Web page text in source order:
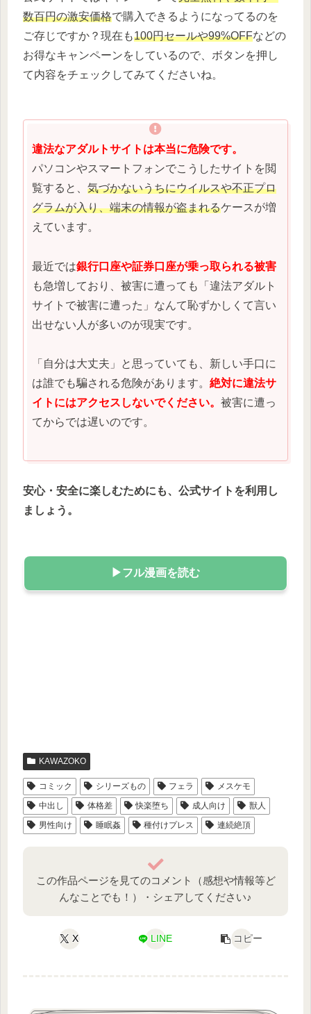
数百円の激安価格で購入できるようになってるのを
ご存じですか？現在も100円セールや99%OFFなどの
お得なキャンペーンをしているので、ボタンを押し
て内容をチェックしてみてくださいね。
違法なアダルトサイトは本当に危険です。
パソコンやスマートフォンでこうしたサイトを閲
覧すると、 気づかないうちにウイルスや不正プロ
グラムが入り、端末の情報が盗まれるケースが増
えています。
最近では銀行口座や証券口座が乗っ取られる被害
も急増しており、被害に遭っても「違法アダルト
サイトで被害に遭った」なんて恥ずかしくて言い
出せない人が多いのが現実です。
「自分は大丈夫」と思っていても、新しい手口に
は誰でも騙される危険があります。 絶対に違法サ
イトにはアクセスしないでください。 被害に遭っ
てからでは遅いのです。
安心・安全に楽しむためにも、公式サイトを利用し
ましょう。
▶フル漫画を読む
KAWAZOKO
コミック シリーズもの フェラ
メスケモ
中出し
体格差 快楽堕ち 成人向け
獣人
男性向け
睡眠姦 種付けプレス 連続絶頂
この作品ページを見てのコメント（感想や情報等ど
んなことでも！）・シェアしてください♪
X LINE コピー